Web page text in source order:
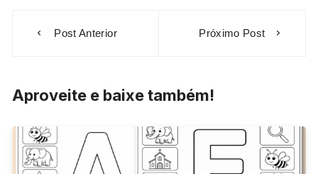
Post Anterior Próximo Post
Aproveite e baixe também!